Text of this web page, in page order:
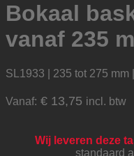
Bokaal
vanaf 235
SL1933 | 235 tot 275 mm
Vanaf: € 13,75 incl. btw
Wij leveren deze
standaard